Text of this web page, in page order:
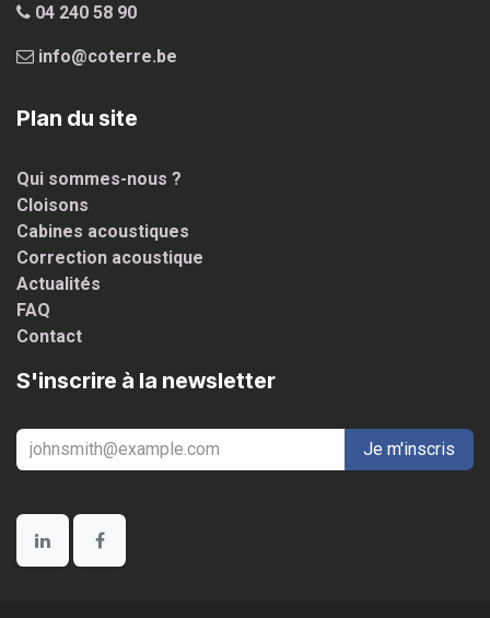
04 240 58 90
info@coterre.be
Plan du site
Qui sommes-nous ?
Cloisons
Cabines acoustiques
Correction acoustique
Actualités
FAQ
Contact
S'inscrire à la newsletter
Je m'inscris